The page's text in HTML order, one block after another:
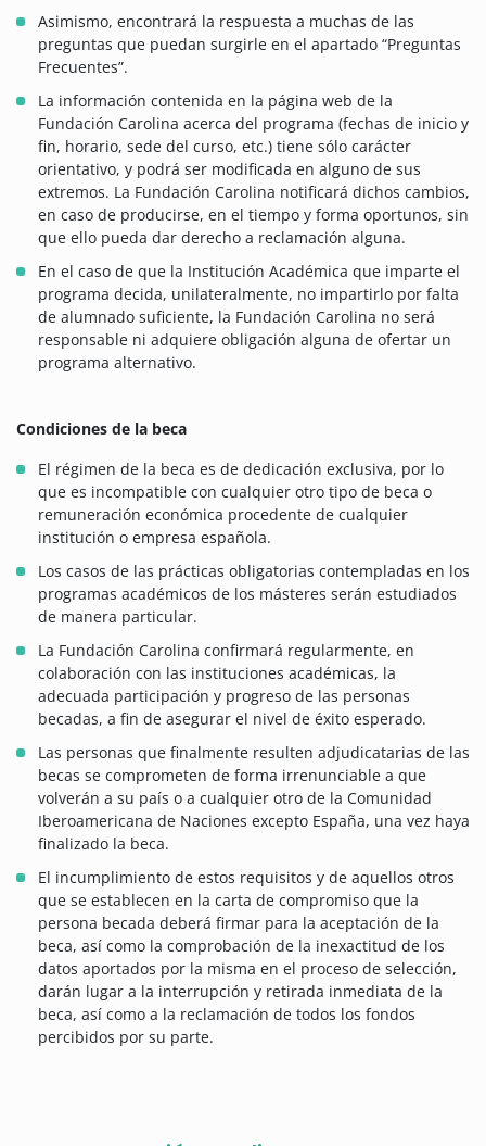
Asimismo, encontrará la respuesta a muchas de las
preguntas que puedan surgirle en el apartado “Preguntas
Frecuentes”.
La información contenida en la página web de la
Fundación Carolina acerca del programa (fechas de inicio y
fin, horario, sede del curso, etc.) tiene sólo carácter
orientativo, y podrá ser modificada en alguno de sus
extremos. La Fundación Carolina notificará dichos cambios,
en caso de producirse, en el tiempo y forma oportunos, sin
que ello pueda dar derecho a reclamación alguna.
En el caso de que la Institución Académica que imparte el
programa decida, unilateralmente, no impartirlo por falta
de alumnado suficiente, la Fundación Carolina no será
responsable ni adquiere obligación alguna de ofertar un
programa alternativo.
Condiciones de la beca
El régimen de la beca es de dedicación exclusiva, por lo
que es incompatible con cualquier otro tipo de beca o
remuneración económica procedente de cualquier
institución o empresa española.
Los casos de las prácticas obligatorias contempladas en los
programas académicos de los másteres serán estudiados
de manera particular.
La Fundación Carolina confirmará regularmente, en
colaboración con las instituciones académicas, la
adecuada participación y progreso de las personas
becadas, a fin de asegurar el nivel de éxito esperado.
Las personas que finalmente resulten adjudicatarias de las
becas se comprometen de forma irrenunciable a que
volverán a su país o a cualquier otro de la Comunidad
Iberoamericana de Naciones excepto España, una vez haya
finalizado la beca.
El incumplimiento de estos requisitos y de aquellos otros
que se establecen en la carta de compromiso que la
persona becada deberá firmar para la aceptación de la
beca, así como la comprobación de la inexactitud de los
datos aportados por la misma en el proceso de selección,
darán lugar a la interrupción y retirada inmediata de la
beca, así como a la reclamación de todos los fondos
percibidos por su parte.